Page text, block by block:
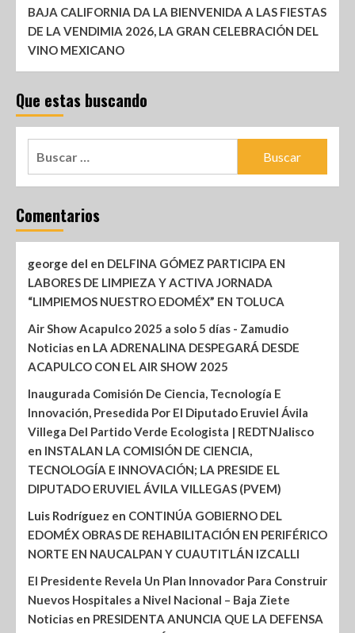
BAJA CALIFORNIA DA LA BIENVENIDA A LAS FIESTAS
DE LA VENDIMIA 2026, LA GRAN CELEBRACIÓN DEL
VINO MEXICANO
Que estas buscando
Comentarios
george del en DELFINA GÓMEZ PARTICIPA EN
LABORES DE LIMPIEZA Y ACTIVA JORNADA
“LIMPIEMOS NUESTRO EDOMÉX” EN TOLUCA
Air Show Acapulco 2025 a solo 5 días - Zamudio
Noticias en LA ADRENALINA DESPEGARÁ DESDE
ACAPULCO CON EL AIR SHOW 2025
Inaugurada Comisión De Ciencia, Tecnología E
Innovación, Presedida Por El Diputado Eruviel Ávila
Villega Del Partido Verde Ecologista | REDTNJalisco
en INSTALAN LA COMISIÓN DE CIENCIA,
TECNOLOGÍA E INNOVACIÓN; LA PRESIDE EL
DIPUTADO ERUVIEL ÁVILA VILLEGAS (PVEM)
Luis Rodríguez en CONTINÚA GOBIERNO DEL
EDOMÉX OBRAS DE REHABILITACIÓN EN PERIFÉRICO
NORTE EN NAUCALPAN Y CUAUTITLÁN IZCALLI
El Presidente Revela Un Plan Innovador Para Construir
Nuevos Hospitales a Nivel Nacional – Baja Ziete
Noticias en PRESIDENTA ANUNCIA QUE LA DEFENSA